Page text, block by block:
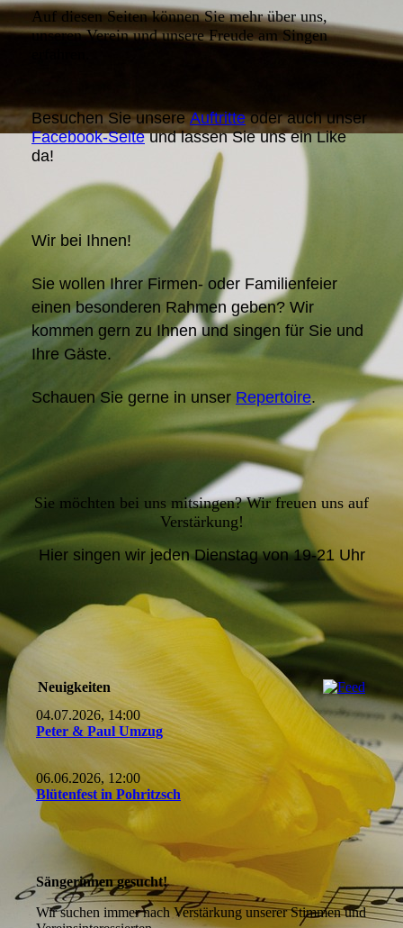
Auf diesen Seiten können Sie mehr über uns,
unseren Verein und unsere Freude am Singen
Besuchen Sie unsereAuftritteoder auch unser
Facebook-Seiteund lassen Sie uns ein Like
da!
Wir bei Ihnen!
Sie wollen Ihrer Firmen- oder Familienfeier
einen besonderen Rahmen geben? Wir
kommen gern zu Ihnen und singen für Sie und
Ihre Gäste.
Schauen Sie gerne in unser Repertoire.
Sie möchten bei uns mitsingen? Wir freuen uns auf
Verstärkung!
Hier singen wir jeden Dienstag von 19-21 Uhr
Neuigkeiten
04.07.2026, 14:00
Peter & Paul Umzug
06.06.2026, 12:00
Blütenfest in Pohritzsch
Sängerinnen gesucht!
Wir suchen immer nach Verstärkung unserer Stimmen und